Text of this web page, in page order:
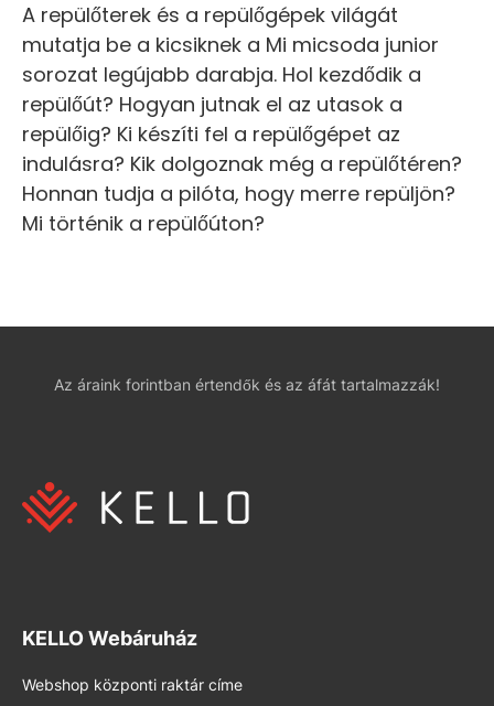
A repülőterek és a repülőgépek világát
mutatja be a kicsiknek a Mi micsoda junior
sorozat legújabb darabja. Hol kezdődik a
repülőút? Hogyan jutnak el az utasok a
repülőig? Ki készíti fel a repülőgépet az
indulásra? Kik dolgoznak még a repülőtéren?
Honnan tudja a pilóta, hogy merre repüljön?
Mi történik a repülőúton?
Az áraink forintban értendők és az áfát tartalmazzák!
KELLO Webáruház
Webshop központi raktár címe